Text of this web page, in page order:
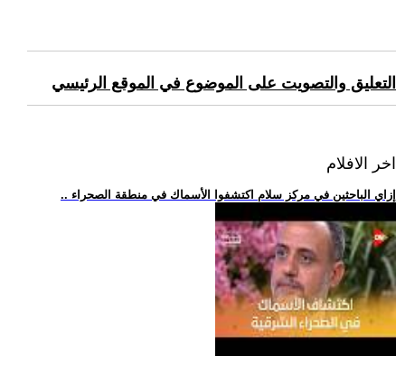
التعليق والتصويت على الموضوع في الموقع الرئيسي
اخر الافلام
.. إزاي الباحثين في مركز سلام اكتشفوا الأسماك في منطقة الصحراء